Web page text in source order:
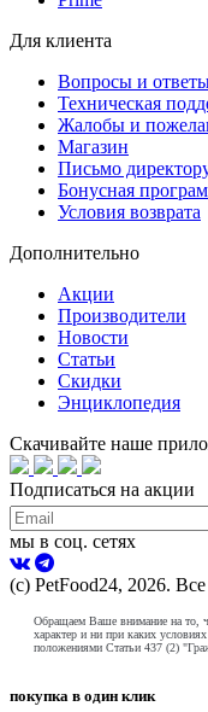
Для клиента
Вопросы и
Техническая
Жалобы и
Магазин
Письмо
Бонусная
Условия возврата
Дополнительно
Акции
Производители
Новости
Статьи
Скидки
Энциклопедия
Скачивайте наше
Подписаться на акции
мы в соц. сетях
(с) PetFood24, 2026.
Обращаем Ваше внимание на то,
характер и ни при каких
положениями Статьи 437 (2)
покупка в один клик